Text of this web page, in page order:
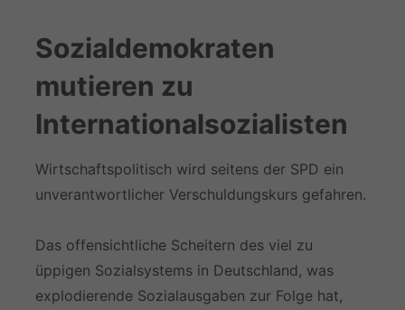
Sozialdemokraten
mutieren zu
Internationalsozialisten
Wirtschaftspolitisch wird seitens der SPD ein
unverantwortlicher Verschuldungskurs gefahren.
Das offensichtliche Scheitern des viel zu
üppigen Sozialsystems in Deutschland, was
explodierende Sozialausgaben zur Folge hat,